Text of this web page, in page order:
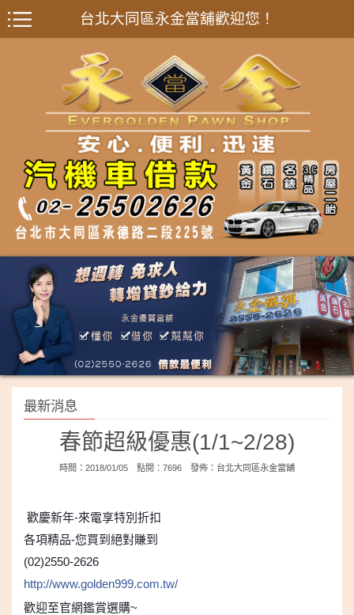
台北大同區永金當舖歡迎您！
最新消息
春節超級優惠(1/1~2/28)
時間：2018/01/05 點閱：7696 發佈： 台北大同區永金當舖
歡慶新年-來電享特別折扣
各項精品-您買到絕對賺到
(02)2550-2626
http://www.golden999.com.tw/
歡迎至官網鑑賞選購~